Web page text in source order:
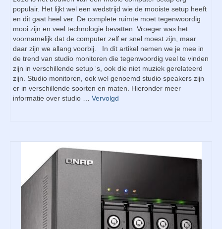
populair. Het lijkt wel een wedstrijd wie de mooiste setup heeft
en dit gaat heel ver. De complete ruimte moet tegenwoordig
mooi zijn en veel technologie bevatten. Vroeger was het
voornamelijk dat de computer zelf er snel moest zijn, maar
daar zijn we allang voorbij. In dit artikel nemen we je mee in
de trend van studio monitoren die tegenwoordig veel te vinden
zijn in verschillende setup ‘s, ook die niet muziek gerelateerd
zijn. Studio monitoren, ook wel genoemd studio speakers zijn
er in verschillende soorten en maten. Hieronder meer
informatie over studio … Vervolgd